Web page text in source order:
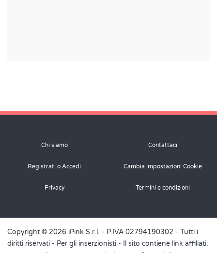
Chi siamo Contattaci
Registrati o Accedi Cambia impostazioni Cookie
Privacy Termini e condizioni
Copyright © 2026 iPink S.r.l. - P.IVA 02794190302 - Tutti i
diritti riservati - Per gli inserzionisti - Il sito contiene link affiliati: